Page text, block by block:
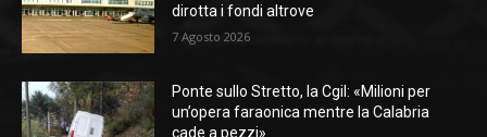
dirotta i fondi altrove
7 Agosto 2026
Ponte sullo Stretto, la Cgil: «Milioni per
un’opera faraonica mentre la Calabria
cade a pezzi»